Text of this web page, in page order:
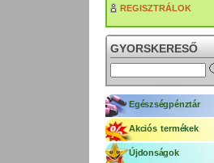
REGISZTRÁLOK
GYORSKERESŐ
Egészségpénztár
Akciós termékek
Újdonságok